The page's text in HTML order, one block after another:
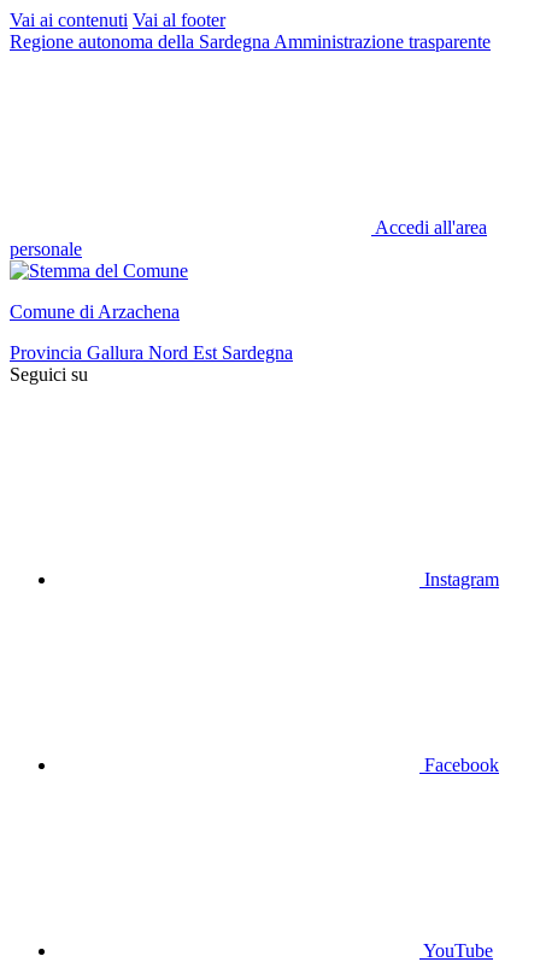
Vai ai contenuti Vai al footer
Regione autonoma della Sardegna Amministrazione trasparente
Accedi all'area
personale
Comune di Arzachena
Provincia Gallura Nord Est Sardegna
Seguici su
Instagram
Facebook
YouTube